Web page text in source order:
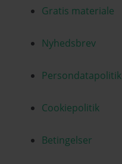
Gratis materiale
Nyhedsbrev
Persondatapolitik
Cookiepolitik
Betingelser